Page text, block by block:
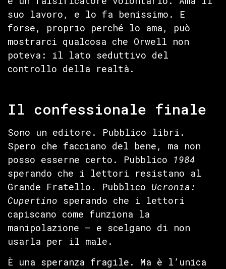
suo lavoro, e lo fa benissimo. E
forse, proprio perché lo ama, può
mostrarci qualcosa che Orwell non
poteva: il lato seduttivo del
controllo della realtà.
Il confessionale finale
Sono un editore. Pubblico libri.
Spero che facciano del bene, ma non
posso esserne certo. Pubblico 1984
sperando che i lettori resistano al
Grande Fratello. Pubblico Ucronia:
Cupertino sperando che i lettori
capiscano come funziona la
manipolazione — e scelgano di non
usarla per il male.
È una speranza fragile. Ma è l’unica